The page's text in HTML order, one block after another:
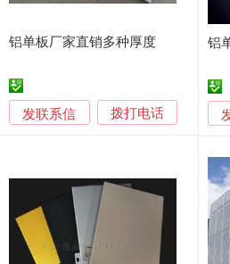
铝单板厂家直销多种厚度
发联系信 拨打电话
铝